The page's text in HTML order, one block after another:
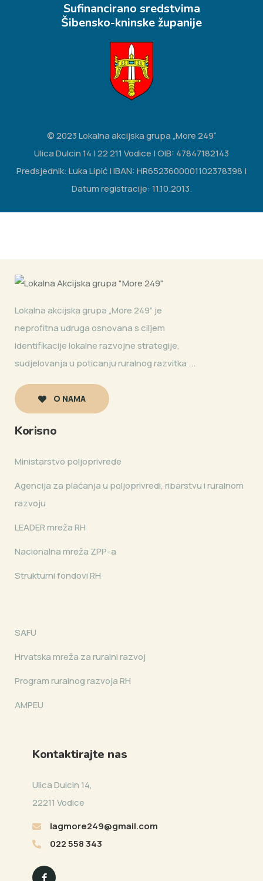
Sufinancirano sredstvima
Šibensko-kninske županije
© 2023 Lokalna akcijska grupa „More 249“
Ulica Dulcin 14 | 22 211 Vodice | OIB: 47847182143
Predsjednik: Luka Lipić | IBAN: HR6523600001102378398 |
Datum registracije: 11.10.2013.
Lokalna akcijska grupa „More 249” je
neprofitna udruga osnovana s ciljem
identifikacije lokalne razvojne strategije,
sudjelovanja u poticanju ruralnog razvitka ...
O NAMA
Korisno
Ministarstvo poljoprivrede
Agencija za plaćanja u poljoprivredi, ribarstvu i ruralnom
razvoju
LEADER mreža RH
Nacionalna mreža ZPP-a
Strukturni fondovi RH
SAFU
Hrvatska mreža za ruralni razvoj
Program ruralnog razvoja RH
AMPEU
Kontaktirajte nas
Ulica Dulcin 14,
22211 Vodice
lagmore249@gmail.com
022 558 343